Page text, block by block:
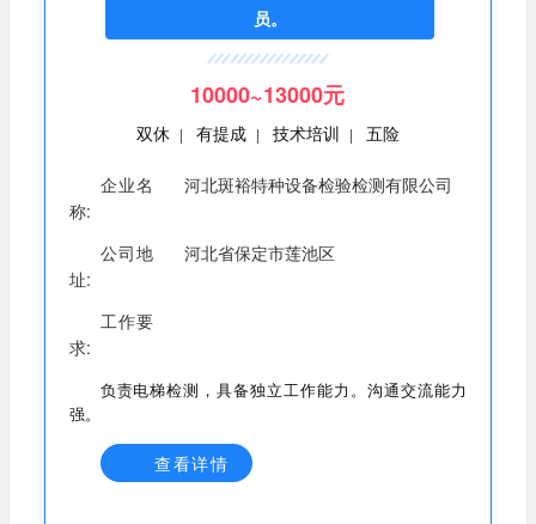
员。
10000~13000元
双休 | 有提成 | 技术培训 | 五险
企业名
称:
河北斑裕特种设备检验检测有限公司
公司地
址:
河北省保定市莲池区
工作要
求:
负责电梯检测，具备独立工作能力。沟通交流能力
强。
查看详情